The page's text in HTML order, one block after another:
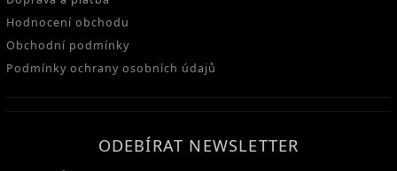
Hodnocení obchodu
Obchodní podmínky
Podmínky ochrany osobních údajů
ODEBÍRAT NEWSLETTER